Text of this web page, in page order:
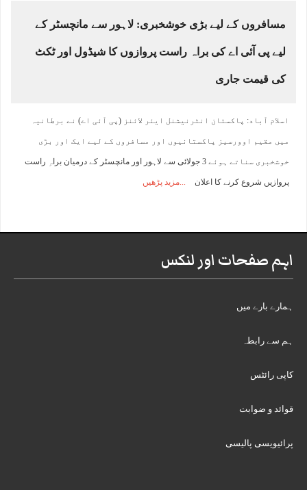
مسافروں کے لیے بڑی خوشخبری: لاہور سے مانچسٹر کے
لیے پی آئی اے کی براہ راست پروازوں کا شیڈول اور ٹکٹ
کی قیمت جاری
اسلام آباد: پاکستان انٹرنیشنل ایئر لائنز (پی آئی اے) نے برطانیہ
میں مقیم اوورسیز پاکستانیوں اور مسافروں کے لیے ایک اور بڑی
خوشخبری سناتے ہوئے 3 جولائی سے لاہور اور مانچسٹر کے درمیان براہِ راست
پروازیں شروع کرنے کا اعلان مزید پڑھیں
اہم صفحات اور لنکس
ہمارے بارے میں
ہم سے رابطہ
کاپی رائٹس
قوائد و ضوابت
پرائیویسی پالیسی